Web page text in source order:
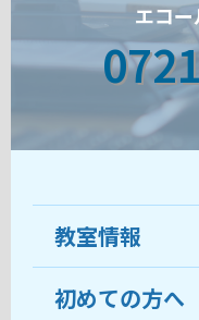
エコ
教室情報
教室について
初めての方へ